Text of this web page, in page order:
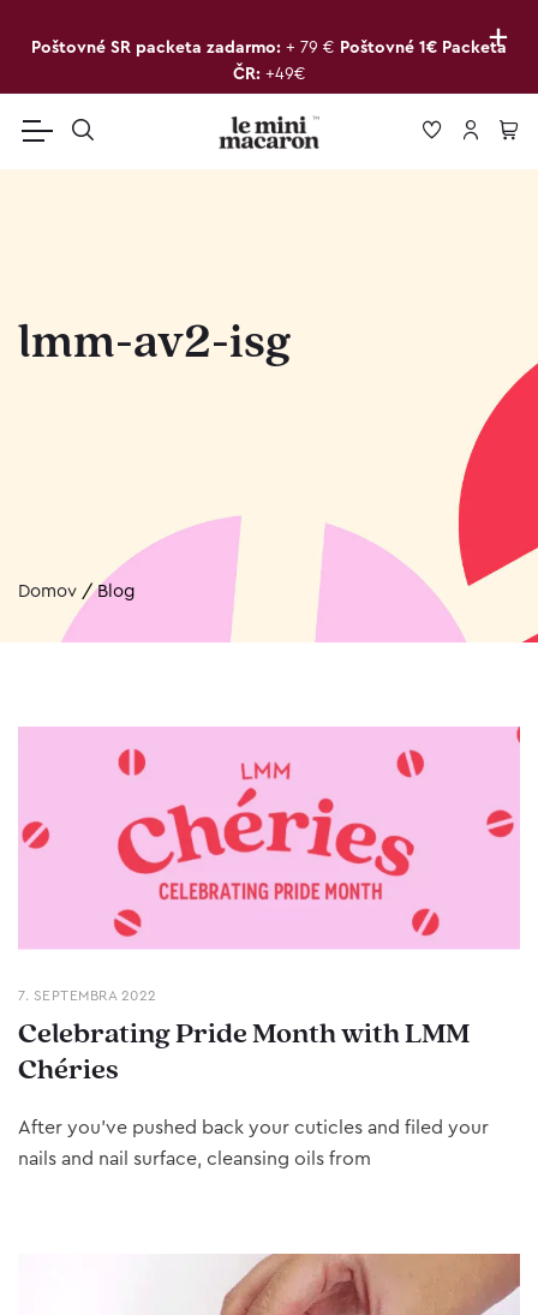
+
Poštovné SR packeta zadarmo: + 79 € Poštovné 1€ Packeta
ČR: +49€
lmm-av2-isg
Domov /Blog
7. SEPTEMBRA 2022
Celebrating Pride Month with LMM
Chéries
After you’ve pushed back your cuticles and filed your
nails and nail surface, cleansing oils from